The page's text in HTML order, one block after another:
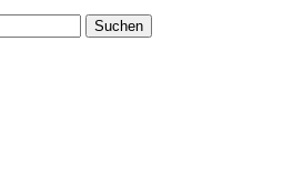
Suchen